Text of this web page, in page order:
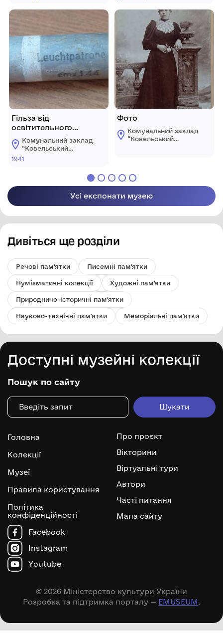
Гільза від
освітительного
патрона німецької
ракетниці
Комунальний заклад
“Ковельський
історичний музей”
1941
Фото
Комунальний заклад
“Ковельський
Усі експонати музею
Дивіться ще розділи
Речові пам'ятки Писемні пам'ятки
Нумізматичні колекції Художні пам'ятки
Природничо-історичні пам'ятки
Науково-технічні пам'ятки Меморіальні пам'ятки
Доступні музейні колекції
Пошук по сайту
Головна
Колекції
Музеї
Правила користування
Політика
конфіденційності
Про проєкт
Вікторини
Віртуальні тури
Автори
Часті питання
Мапа сайту
Facebook
Instagram
Youtube
© 2026 Міністерство культури України
Розробка та підтримка порталу — EMUSEUM.